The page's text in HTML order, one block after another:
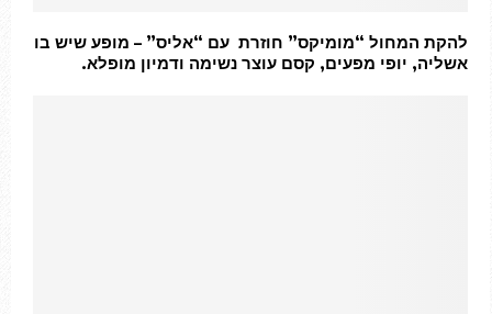
להקת המחול “מומיקס” חוזרת עם “אליס” – מופע שיש בו
אשליה, יופי מפעים, קסם עוצר נשימה ודמיון מופלא.